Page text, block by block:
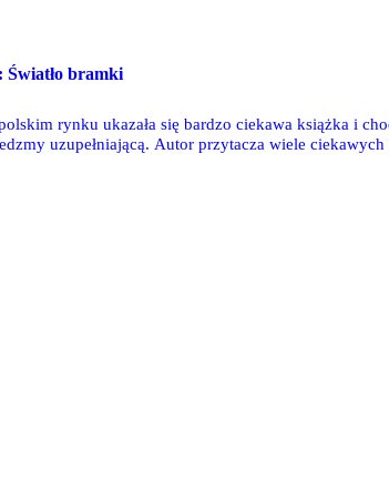
Światło bramki
rynku ukazała się bardzo ciekawa książka i
uzupełniającą. Autor przytacza wiele